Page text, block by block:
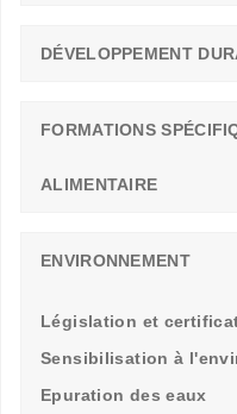
DÉVELOPPEMENT
FORMATIONS
ALIMENTAIRE
ENVIRONNEMENT
Législation et
Sensibilisation à
Epuration des eaux